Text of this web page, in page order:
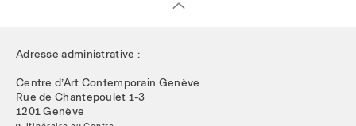
Adresse administrative :
Centre d’Art Contemporain Genève
Rue de Chantepoulet 1-3
1201 Genève